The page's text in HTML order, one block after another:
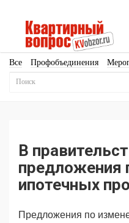
Все Профобъединения
Новостройки
Продвижение
Ещё
В
предложения
ипотечных
Предложения по